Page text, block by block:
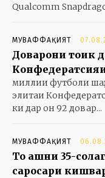
Qualcomm
МУВАФФАҚИЯТ
Доварони тоҷик
миллии футболи
элитаи
ки дар он 92 довар...
МУВАФФАҚИЯТ
То ҷашни 35-
саросари